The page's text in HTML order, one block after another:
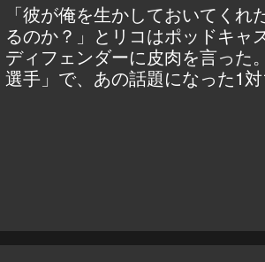
「彼が俺を生かしておいてく
るのか？」とリコはポッドキャ
ディフェンダーに皮肉を言った
選手」で、あの話題になった1